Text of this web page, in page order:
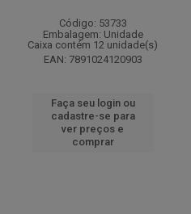
Código: 53733
Embalagem: Unidade
Caixa contém 12 unidade(s)
EAN: 7891024120903
Faça seu login ou
cadastre-se para
ver preços e
comprar